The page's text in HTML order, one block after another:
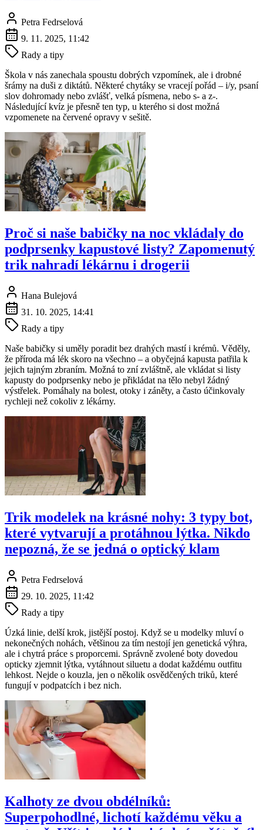
Petra Fedrselová
9. 11. 2025, 11:42
Rady a tipy
Škola v nás zanechala spoustu dobrých vzpomínek, ale i drobné
šrámy na duši z diktátů. Některé chytáky se vracejí pořád – i/y, psaní
slov dohromady nebo zvlášť, velká písmena, nebo s- a z-.
Následující kvíz je přesně ten typ, u kterého si dost možná
vzpomenete na červené opravy v sešitě.
Proč si naše babičky na noc vkládaly do
podprsenky kapustové listy? Zapomenutý
trik nahradí lékárnu i drogerii
Hana Bulejová
31. 10. 2025, 14:41
Rady a tipy
Naše babičky si uměly poradit bez drahých mastí i krémů. Věděly,
že příroda má lék skoro na všechno – a obyčejná kapusta patřila k
jejich tajným zbraním. Možná to zní zvláštně, ale vkládat si listy
kapusty do podprsenky nebo je přikládat na tělo nebyl žádný
výstřelek. Pomáhaly na bolest, otoky i záněty, a často účinkovaly
rychleji než cokoliv z lékárny.
Trik modelek na krásné nohy: 3 typy bot,
které vytvarují a protáhnou lýtka. Nikdo
nepozná, že se jedná o optický klam
Petra Fedrselová
29. 10. 2025, 11:42
Rady a tipy
Úzká linie, delší krok, jistější postoj. Když se u modelky mluví o
nekonečných nohách, většinou za tím nestojí jen genetická výhra,
ale i chytrá práce s proporcemi. Správně zvolené boty dovedou
opticky zjemnit lýtka, vytáhnout siluetu a dodat každému outfitu
lehkost. Nejde o kouzla, jen o několik osvědčených triků, které
fungují v podpatcích i bez nich.
Kalhoty ze dvou obdélníků:
Superpohodlné, lichotí každému věku a